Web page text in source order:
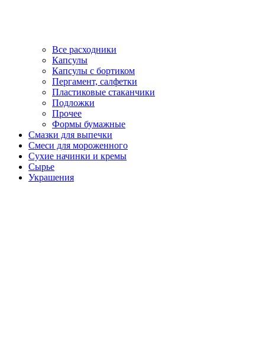
Все расходники
Капсулы
Капсулы с бортиком
Пергамент, салфетки
Пластиковые стаканчики
Подложки
Прочее
Формы бумажные
Смазки для выпечки
Смеси для мороженного
Сухие начинки и кремы
Сырье
Украшения